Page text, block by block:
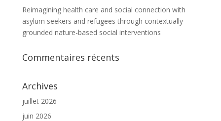
Reimagining health care and social connection with
asylum seekers and refugees through contextually
grounded nature-based social interventions
Commentaires récents
Archives
juillet 2026
juin 2026